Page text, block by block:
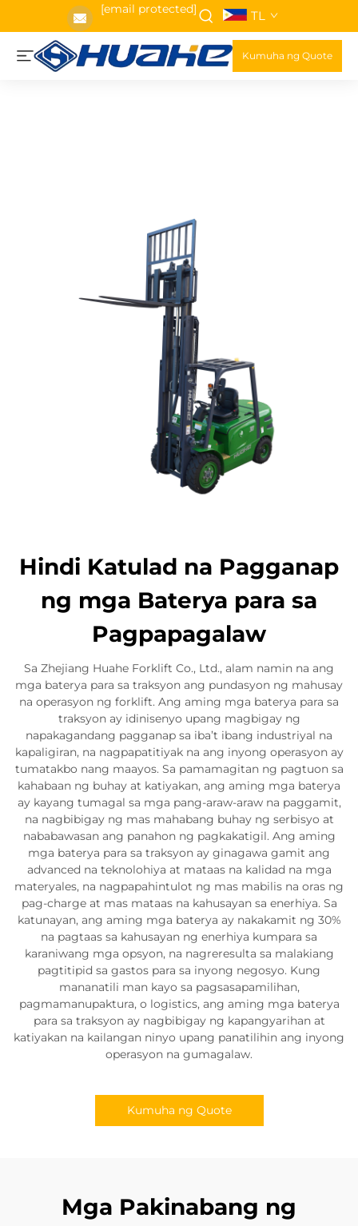
[email protected] TL
Kumuha ng Quote
Hindi Katulad na Pagganap
ng mga Baterya para sa
Pagpapagalaw
Sa Zhejiang Huahe Forklift Co., Ltd., alam namin na ang
mga baterya para sa traksyon ang pundasyon ng mahusay
na operasyon ng forklift. Ang aming mga baterya para sa
traksyon ay idinisenyo upang magbigay ng
napakagandang pagganap sa iba’t ibang industriyal na
kapaligiran, na nagpapatitiyak na ang inyong operasyon ay
tumatakbo nang maayos. Sa pamamagitan ng pagtuon sa
kahabaan ng buhay at katiyakan, ang aming mga baterya
ay kayang tumagal sa mga pang-araw-araw na paggamit,
na nagbibigay ng mas mahabang buhay ng serbisyo at
nababawasan ang panahon ng pagkakatigil. Ang aming
mga baterya para sa traksyon ay ginagawa gamit ang
advanced na teknolohiya at mataas na kalidad na mga
materyales, na nagpapahintulot ng mas mabilis na oras ng
pag-charge at mas mataas na kahusayan sa enerhiya. Sa
katunayan, ang aming mga baterya ay nakakamit ng 30%
na pagtaas sa kahusayan ng enerhiya kumpara sa
karaniwang mga opsyon, na nagreresulta sa malakiang
pagtitipid sa gastos para sa inyong negosyo. Kung
mananatili man kayo sa pagsasapamilihan,
pagmamanupaktura, o logistics, ang aming mga baterya
para sa traksyon ay nagbibigay ng kapangyarihan at
katiyakan na kailangan ninyo upang panatilihin ang inyong
operasyon na gumagalaw.
Kumuha ng Quote
Mga Pakinabang ng